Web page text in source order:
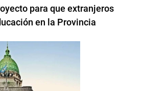
para que extranjeros
en la Provincia